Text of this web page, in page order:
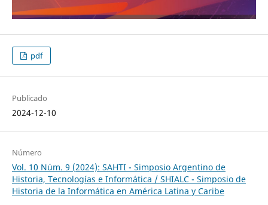
pdf
Publicado
2024-12-10
Número
Vol. 10 Núm. 9 (2024): SAHTI - Simposio Argentino de
Historia, Tecnologías e Informática / SHIALC - Simposio de
Historia de la Informática en América Latina y Caribe